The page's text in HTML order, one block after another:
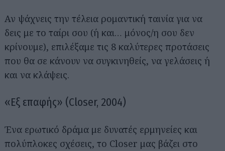
Αν ψάχνεις την τέλεια ρομαντική ταινία για να
δεις με το ταίρι σου (ή και… μόνος/η σου δεν
κρίνουμε), επιλέξαμε τις 8 καλύτερες προτάσεις
που θα σε κάνουν να συγκινηθείς, να γελάσεις ή
και να κλάψεις.
«Εξ επαφής» (Closer, 2004)
Ένα ερωτικό δράμα με δυνατές ερμηνείες και
πολύπλοκες σχέσεις, το Closer μας βάζει στο